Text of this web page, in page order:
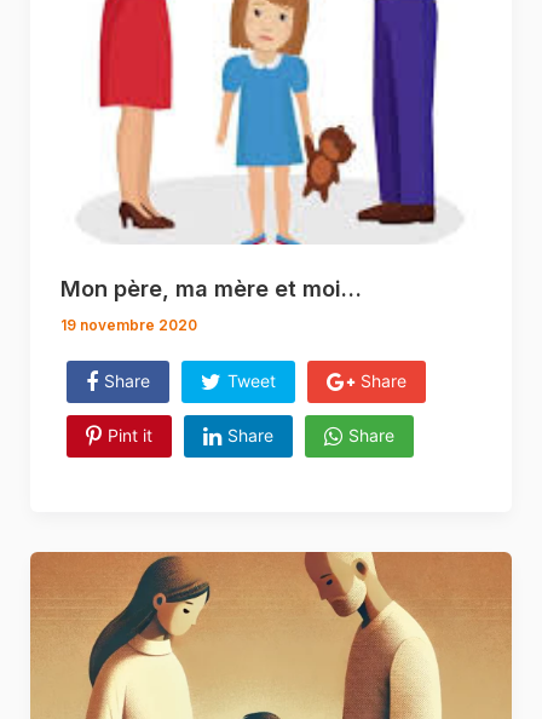
Mon père, ma mère et moi…
19 novembre 2020
Share Tweet Share
Pint it Share Share